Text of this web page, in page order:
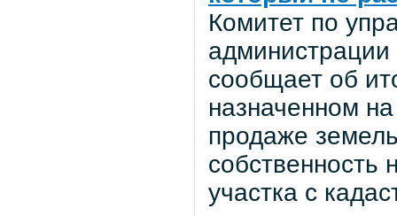
Комитет по
администрации
сообщает об
назначенном
продаже
собственность
участка с